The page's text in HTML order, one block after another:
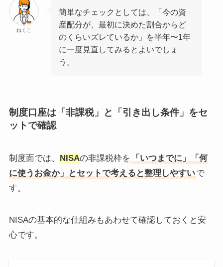
ねくこ
簡単なチェックとしては、「今の資
産配分が、最初に決めた割合からど
のくらいズレているか」を半年〜1年
に一度見直してみるとよいでしょ
う。
制度口座は「非課税」と「引き出し条件」をセ
ットで確認
制度面では、 NISAの非課税枠を
「いつまでに」「何
に使うお金か」とセットで考えると整理しやすいで
す。
NISAの基本的な仕組みもあわせて確認しておくと安
心です。